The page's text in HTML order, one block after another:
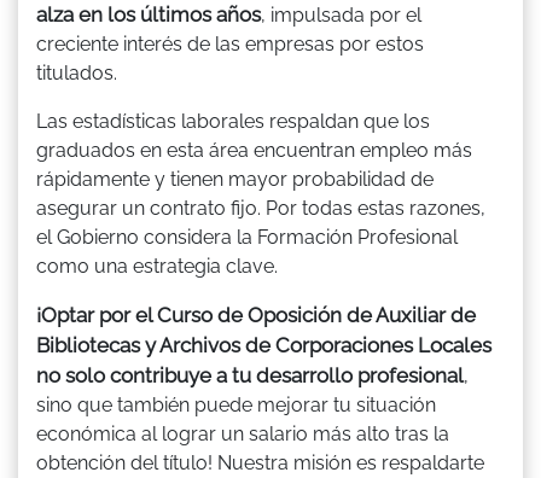
alza en los últimos años, impulsada por el
creciente interés de las empresas por estos
titulados.
Las estadísticas laborales respaldan que los
graduados en esta área encuentran empleo más
rápidamente y tienen mayor probabilidad de
asegurar un contrato fijo. Por todas estas razones,
el Gobierno considera la Formación Profesional
como una estrategia clave.
¡Optar por el Curso de Oposición de Auxiliar de
Bibliotecas y Archivos de Corporaciones Locales
no solo contribuye a tu desarrollo profesional,
sino que también puede mejorar tu situación
económica al lograr un salario más alto tras la
obtención del título! Nuestra misión es respaldarte